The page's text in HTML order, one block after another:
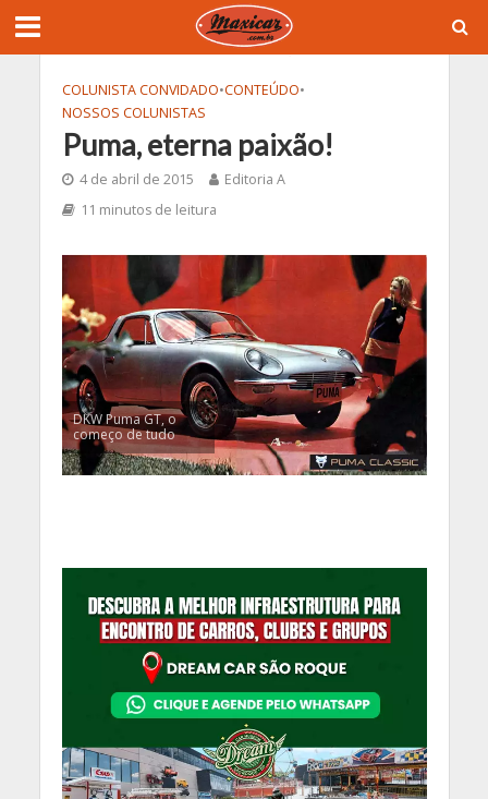
COLUNISTA CONVIDADO•CONTEÚDO•
NOSSOS COLUNISTAS
Puma, eterna paixão!
4 de abril de 2015
Editoria A
11 minutos de leitura
DKW Puma GT, o
começo de tudo